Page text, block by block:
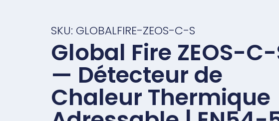
SKU: GLOBALFIRE-ZEOS-C-S
Global Fire ZEOS-
— Détecteur de
Chaleur Thermique